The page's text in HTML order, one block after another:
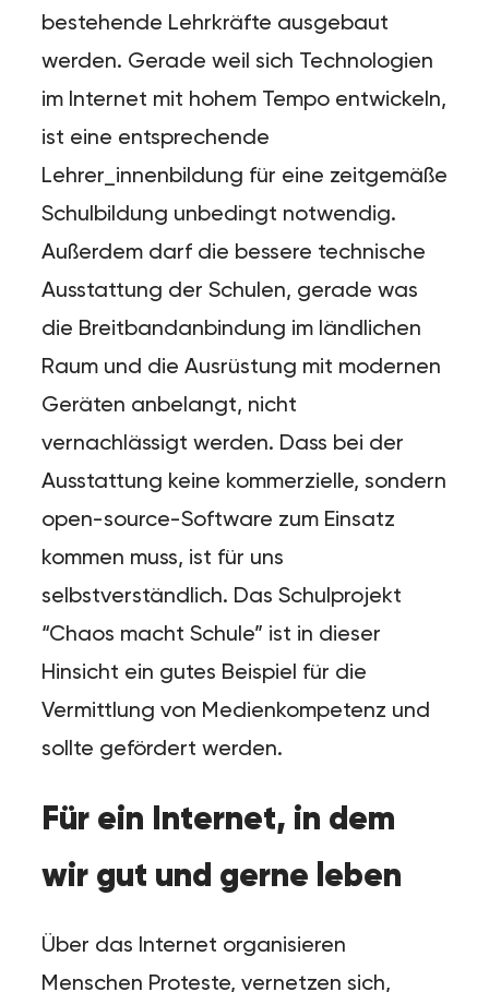
bestehende Lehrkräfte ausgebaut
werden. Gerade weil sich Technologien
im Internet mit hohem Tempo entwickeln,
ist eine entsprechende
Lehrer_innenbildung für eine zeitgemäße
Schulbildung unbedingt notwendig.
Außerdem darf die bessere technische
Ausstattung der Schulen, gerade was
die Breitbandanbindung im ländlichen
Raum und die Ausrüstung mit modernen
Geräten anbelangt, nicht
vernachlässigt werden. Dass bei der
Ausstattung keine kommerzielle, sondern
open-source-Software zum Einsatz
kommen muss, ist für uns
selbstverständlich. Das Schulprojekt
“Chaos macht Schule” ist in dieser
Hinsicht ein gutes Beispiel für die
Vermittlung von Medienkompetenz und
sollte gefördert werden.
Für ein Internet, in dem
wir gut und gerne leben
Über das Internet organisieren
Menschen Proteste, vernetzen sich,